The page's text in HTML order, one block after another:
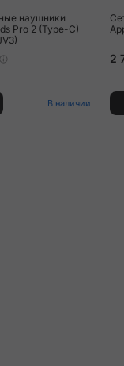
наушники
Pro 2 (Type-C)
В наличии
2